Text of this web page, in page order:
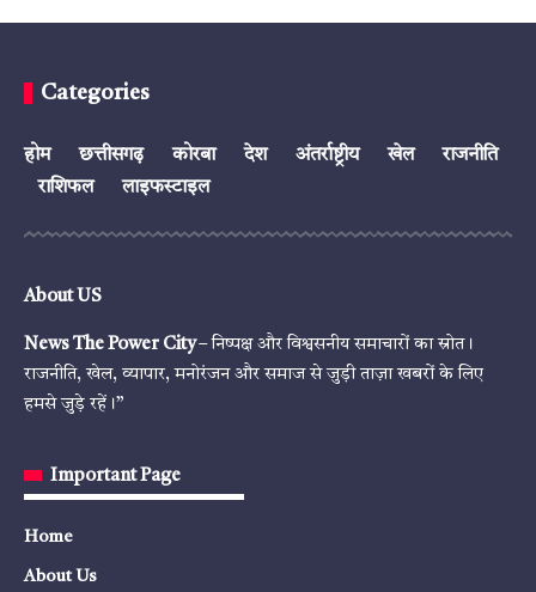
Categories
होम छत्तीसगढ़ कोरबा देश अंतर्राष्ट्रीय खेल
राजनीति
राशिफल
लाइफस्टाइल
About US
News The Power City– निष्पक्ष और विश्वसनीय समाचारों का स्रोत।
राजनीति, खेल, व्यापार, मनोरंजन और समाज से जुड़ी ताज़ा खबरों के लिए
हमसे जुड़े रहें।”
Important Page
Home
About Us